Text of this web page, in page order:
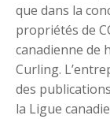
que dans la
propriétés de
canadienne de
Curling.
des
la Ligue